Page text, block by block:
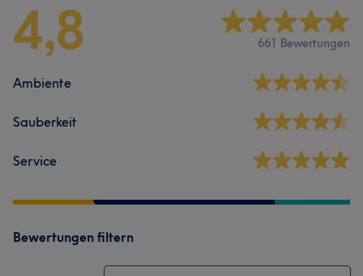
4,8 661 Bewertungen
Ambiente
Sauberkeit
Service
Bewertungen filtern